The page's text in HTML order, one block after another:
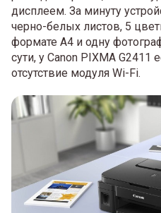
дисплеем. За минуту
черно-белых листов, 5
формате А4 и одну
сути, у Canon PIXMA G2411
отсутствие модуля Wi-Fi.